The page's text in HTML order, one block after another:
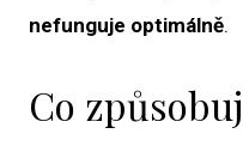
nefunguje optimálně.
Co